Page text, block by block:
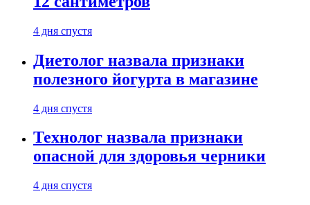
4 дня спустя
Диетолог назвала признаки
полезного йогурта в магазине
4 дня спустя
Технолог назвала признаки
опасной для здоровья черники
4 дня спустя